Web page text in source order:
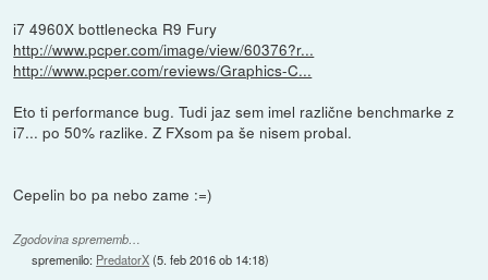
i7 4960X bottlenecka R9 Fury
http://www.pcper.com/image/view/60376?r...
http://www.pcper.com/reviews/Graphics-C...
Eto ti performance bug. Tudi jaz sem imel različne benchmarke z
i7... po 50% razlike. Z FXsom pa še nisem probal.
Cepelin bo pa nebo zame :=)
Zgodovina sprememb…
spremenilo: PredatorX(5. feb 2016 ob 14:18)